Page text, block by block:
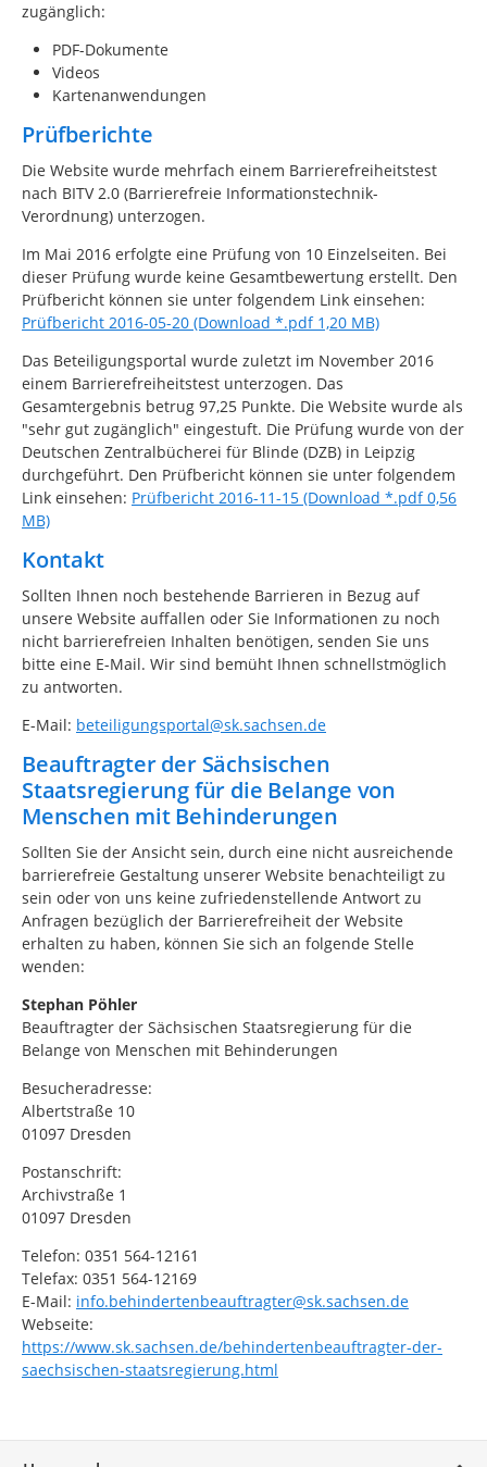
zugänglich:
PDF-Dokumente
Videos
Kartenanwendungen
Prüfberichte
Die Website wurde mehrfach einem Barrierefreiheitstest
nach BITV 2.0 (Barrierefreie Informationstechnik-
Verordnung) unterzogen.
Im Mai 2016 erfolgte eine Prüfung von 10 Einzelseiten. Bei
dieser Prüfung wurde keine Gesamtbewertung erstellt. Den
Prüfbericht können sie unter folgendem Link einsehen:
Prüfbericht 2016-05-20 (Download *.pdf 1,20 MB)
Das Beteiligungsportal wurde zuletzt im November 2016
einem Barrierefreiheitstest unterzogen. Das
Gesamtergebnis betrug 97,25 Punkte. Die Website wurde als
"sehr gut zugänglich" eingestuft. Die Prüfung wurde von der
Deutschen Zentralbücherei für Blinde (DZB) in Leipzig
durchgeführt. Den Prüfbericht können sie unter folgendem
Link einsehen: Prüfbericht 2016-11-15 (Download *.pdf 0,56
MB)
Kontakt
Sollten Ihnen noch bestehende Barrieren in Bezug auf
unsere Website auffallen oder Sie Informationen zu noch
nicht barrierefreien Inhalten benötigen, senden Sie uns
bitte eine E-Mail. Wir sind bemüht Ihnen schnellstmöglich
zu antworten.
E-Mail: beteiligungsportal@sk.sachsen.de
Beauftragter der Sächsischen
Staatsregierung für die Belange von
Menschen mit Behinderungen
Sollten Sie der Ansicht sein, durch eine nicht ausreichende
barrierefreie Gestaltung unserer Website benachteiligt zu
sein oder von uns keine zufriedenstellende Antwort zu
Anfragen bezüglich der Barrierefreiheit der Website
erhalten zu haben, können Sie sich an folgende Stelle
wenden:
Stephan Pöhler
Beauftragter der Sächsischen Staatsregierung für die
Belange von Menschen mit Behinderungen
Besucheradresse:
Albertstraße 10
01097 Dresden
Postanschrift:
Archivstraße 1
01097 Dresden
Telefon: 0351 564-12161
Telefax: 0351 564-12169
E-Mail: info.behindertenbeauftragter@sk.sachsen.de
Webseite:
https://www.sk.sachsen.de/behindertenbeauftragter-der-
saechsischen-staatsregierung.html